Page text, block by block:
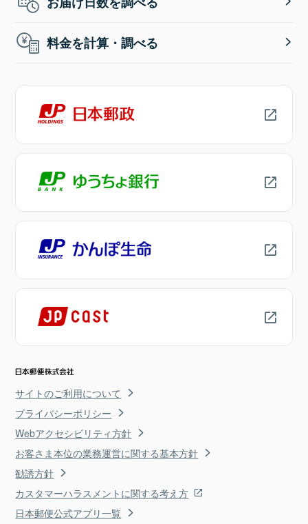
料金を計算・調べる
サイトのご利用について
プライバシーポリシー
Webアクセシビリティ方針
お客さま本位の業務運営に関する基本方針
勧誘方針
カスタマーハラスメントに関する考え方
日本郵便公式アプリ一覧